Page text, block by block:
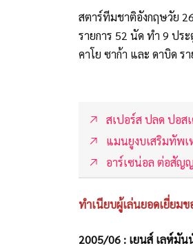
สตาร์ทีมชาติอังกฤษวัย
รายการ 52 นัด ทำ 9 ปร
คาโย ซาก้า และ ดาบิด ร
สเปอร์ส ปลด ปอส
แมนยูงบเสริมทัพเ
อาร์เซน่อล ต่อสัญ
ทำเนียบผู้เล่นยอดเยี่ยมข
2005/06 : เยนส์ เลห์มัน